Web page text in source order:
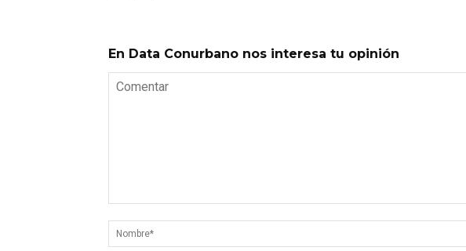
En Data Conurbano nos interesa tu opinión